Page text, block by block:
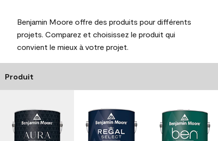
Benjamin Moore offre des produits pour différents
projets. Comparez et choisissez le produit qui
convient le mieux à votre projet.
Produit